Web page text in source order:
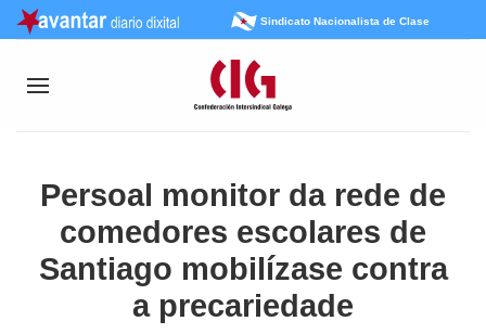
Sindicato Nacionalista de Clase
Persoal monitor da rede de
comedores escolares de
Santiago mobilízase contra
a precariedade